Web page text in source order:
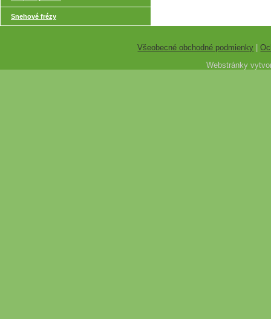
Snehové frézy
Všeobecné obchodné podmienky |
Webstránky